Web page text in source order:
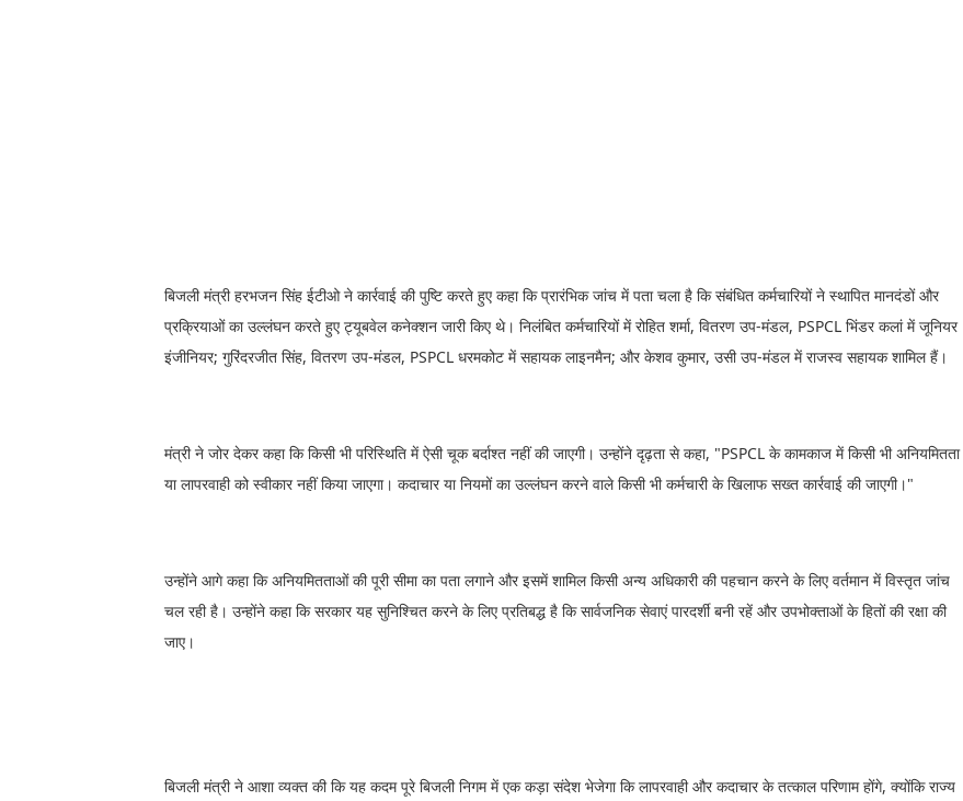
बिजली मंत्री हरभजन सिंह ईटीओ ने कार्रवाई की पुष्टि करते हुए कहा कि प्रारंभिक जांच में पता चला है कि संबंधित कर्मचारियों ने स्थापित मानदंडों और
प्रक्रियाओं का उल्लंघन करते हुए ट्यूबवेल कनेक्शन जारी किए थे। निलंबित कर्मचारियों में रोहित शर्मा, वितरण उप-मंडल, PSPCL भिंडर कलां में जूनियर
इंजीनियर; गुरिंदरजीत सिंह, वितरण उप-मंडल, PSPCL धरमकोट में सहायक लाइनमैन; और केशव कुमार, उसी उप-मंडल में राजस्व सहायक शामिल हैं।
मंत्री ने जोर देकर कहा कि किसी भी परिस्थिति में ऐसी चूक बर्दाश्त नहीं की जाएगी। उन्होंने दृढ़ता से कहा, "PSPCL के कामकाज में किसी भी अनियमितता
या लापरवाही को स्वीकार नहीं किया जाएगा। कदाचार या नियमों का उल्लंघन करने वाले किसी भी कर्मचारी के खिलाफ सख्त कार्रवाई की जाएगी।"
उन्होंने आगे कहा कि अनियमितताओं की पूरी सीमा का पता लगाने और इसमें शामिल किसी अन्य अधिकारी की पहचान करने के लिए वर्तमान में विस्तृत जांच
चल रही है। उन्होंने कहा कि सरकार यह सुनिश्चित करने के लिए प्रतिबद्ध है कि सार्वजनिक सेवाएं पारदर्शी बनी रहें और उपभोक्ताओं के हितों की रक्षा की
जाए।
बिजली मंत्री ने आशा व्यक्त की कि यह कदम पूरे बिजली निगम में एक कड़ा संदेश भेजेगा कि लापरवाही और कदाचार के तत्काल परिणाम होंगे, क्योंकि राज्य